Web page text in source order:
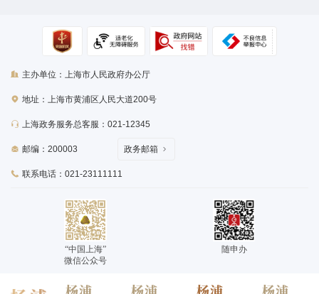
主办单位：上海市人民政府办公厅
地址：上海市黄浦区人民大道200号
上海政务服务总客服：021-12345
邮编：200003
联系电话：021-23111111
政务邮箱
“中国上海”
微信公众号
随申办